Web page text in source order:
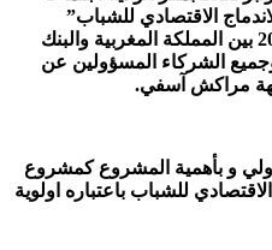
الاقتصادي للشباب”
موضوع اتفاقية الشراكة 2019-2023 بين المملكة المغربية والبنك
الشركاء المسؤولين عن
مراكش آسفي.
و بأهمية المشروع كمشروع
للشباب باعتباره اولوية